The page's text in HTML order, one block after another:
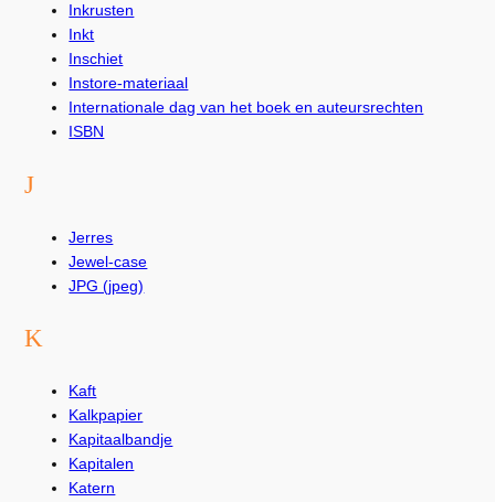
Inkrusten
Inkt
Inschiet
Instore-materiaal
Internationale dag van het boek en auteursrechten
ISBN
J
Jerres
Jewel-case
JPG (jpeg)
K
Kaft
Kalkpapier
Kapitaalbandje
Kapitalen
Katern